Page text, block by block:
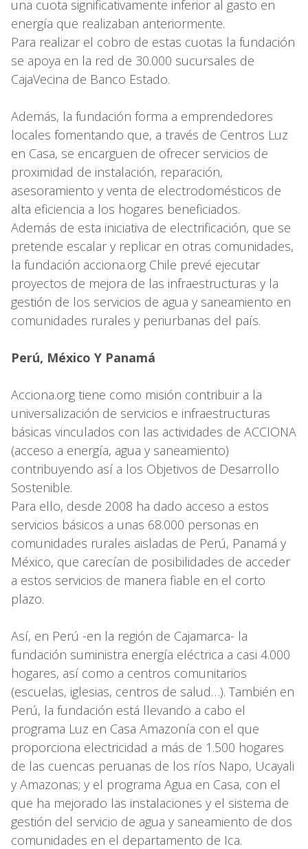
una cuota significativamente inferior al gasto en
energía que realizaban anteriormente.
Para realizar el cobro de estas cuotas la fundación
se apoya en la red de 30.000 sucursales de
CajaVecina de Banco Estado.
Además, la fundación forma a emprendedores
locales fomentando que, a través de Centros Luz
en Casa, se encarguen de ofrecer servicios de
proximidad de instalación, reparación,
asesoramiento y venta de electrodomésticos de
alta eficiencia a los hogares beneficiados.
Además de esta iniciativa de electrificación, que se
pretende escalar y replicar en otras comunidades,
la fundación acciona.org Chile prevé ejecutar
proyectos de mejora de las infraestructuras y la
gestión de los servicios de agua y saneamiento en
comunidades rurales y periurbanas del país.
Perú, México Y Panamá
Acciona.org tiene como misión contribuir a la
universalización de servicios e infraestructuras
básicas vinculados con las actividades de ACCIONA
(acceso a energía, agua y saneamiento)
contribuyendo así a los Objetivos de Desarrollo
Sostenible.
Para ello, desde 2008 ha dado acceso a estos
servicios básicos a unas 68.000 personas en
comunidades rurales aisladas de Perú, Panamá y
México, que carecían de posibilidades de acceder
a estos servicios de manera fiable en el corto
plazo.
Así, en Perú -en la región de Cajamarca- la
fundación suministra energía eléctrica a casi 4.000
hogares, así como a centros comunitarios
(escuelas, iglesias, centros de salud…). También en
Perú, la fundación está llevando a cabo el
programa Luz en Casa Amazonía con el que
proporciona electricidad a más de 1.500 hogares
de las cuencas peruanas de los ríos Napo, Ucayali
y Amazonas; y el programa Agua en Casa, con el
que ha mejorado las instalaciones y el sistema de
gestión del servicio de agua y saneamiento de dos
comunidades en el departamento de Ica.